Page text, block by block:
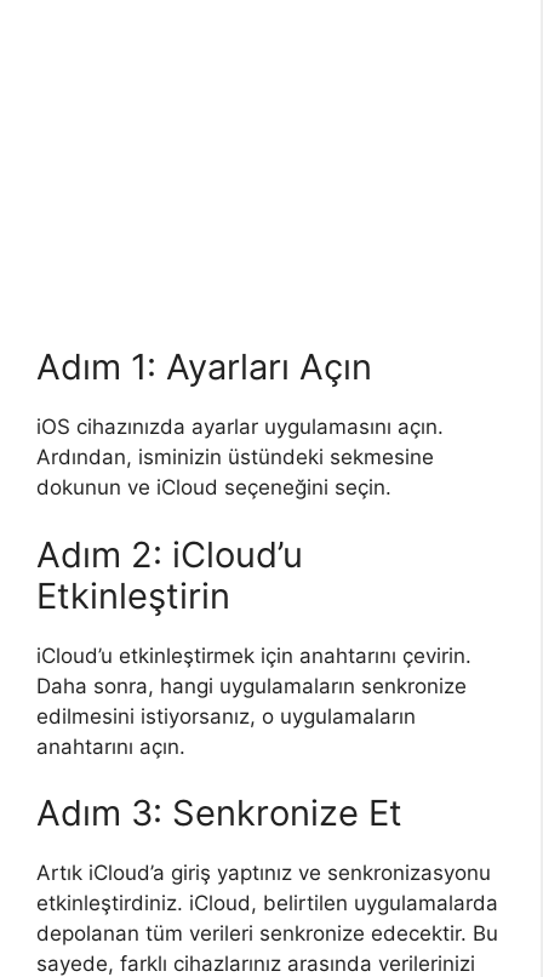
Adım 1: Ayarları Açın
iOS cihazınızda ayarlar uygulamasını açın.
Ardından, isminizin üstündeki sekmesine
dokunun ve iCloud seçeneğini seçin.
Adım 2: iCloud’u
Etkinleştirin
iCloud’u etkinleştirmek için anahtarını çevirin.
Daha sonra, hangi uygulamaların senkronize
edilmesini istiyorsanız, o uygulamaların
anahtarını açın.
Adım 3: Senkronize Et
Artık iCloud’a giriş yaptınız ve senkronizasyonu
etkinleştirdiniz. iCloud, belirtilen uygulamalarda
depolanan tüm verileri senkronize edecektir. Bu
sayede, farklı cihazlarınız arasında verilerinizi